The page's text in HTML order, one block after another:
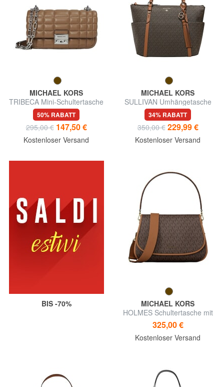
MICHAEL KORS
TRIBECA Mini-Schultertasche
aus Leder
50% RABATT
295,00 € 147,50 €
Kostenloser Versand
MICHAEL KORS
SULLIVAN Umhängetasche
34% RABATT
350,00 € 229,99 €
Kostenloser Versand
BIS -70%
MICHAEL KORS
HOLMES Schultertasche mit
Schultergurt
325,00 €
Kostenloser Versand